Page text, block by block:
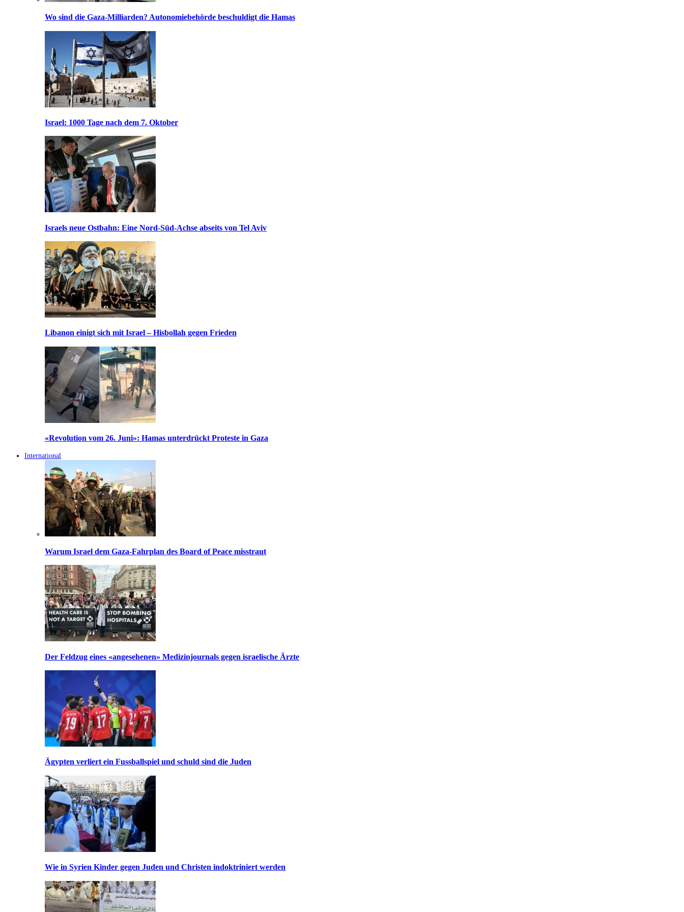
Wo sind die Gaza-Milliarden? Autonomiebehörde beschuldigt die Hamas
Israel: 1000 Tage nach dem 7. Oktober
Israels neue Ostbahn: Eine Nord-Süd-Achse abseits von Tel Aviv
Libanon einigt sich mit Israel – Hisbollah gegen Frieden
«Revolution vom 26. Juni»: Hamas unterdrückt Proteste in Gaza
International
Warum Israel dem Gaza-Fahrplan des Board of Peace misstraut
Der Feldzug eines «angesehenen» Medizinjournals gegen israelische Ärzte
Ägypten verliert ein Fussballspiel und schuld sind die Juden
Wie in Syrien Kinder gegen Juden und Christen indoktriniert werden